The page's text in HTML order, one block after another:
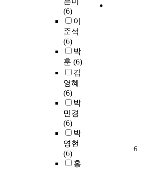
(6)
이
준석
(6)
박
훈 (6)
김
영혜
(6)
박
민경
(6)
박
영현
(6)
홍
6